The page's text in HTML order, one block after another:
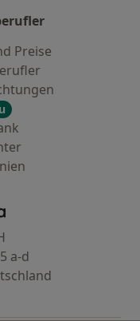
Preise
Startseite
a-d